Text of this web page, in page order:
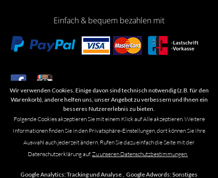
Einfach & bequem bezahlen mit
​Letzte Aktualisierung: 06.2026
Marken- oder Warenzeichen werden in der Regel nicht als solche kenntlich
gemacht. Das Fehlen einer solchen Kennzeichnung bedeutet nicht, dass es
Wir verwenden Cookies. Einige davon sind technisch notwendig (z.B. für den
Warenkorb), andere helfen uns, unser Angebot zu verbessern und Ihnen ein
besseres Nutzererlebnis zu bieten.
Folgende Cookies akzeptieren Sie mit einem Klick auf Alle akzeptieren. Weitere
Informationen finden Sie in den Privatsphäre-Einstellungen, dort können Sie Ihre
Auswahl auch jederzeit ändern. Rufen Sie dazu einfach die Seite mit der
Datenschutzerklärung auf.Zu unseren Datenschutzbestimmungen.
Google Analytics:Tracking und Analyse , Google Adwords:Sonstiges